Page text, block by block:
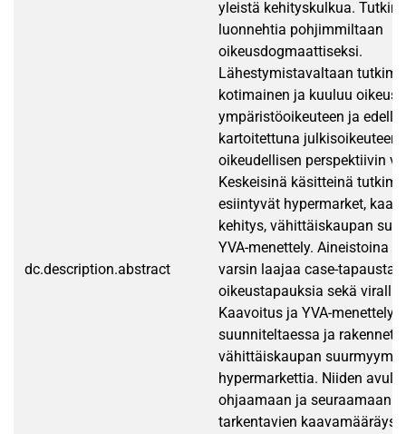
dc.description.abstract
yleistä kehityskulkua.
luonnehtia pohjimmiltaan
oikeusdogmaattiseksi.
Lähestymistavaltaan
kotimainen ja kuuluu
ympäristöoikeuteen ja
kartoitettuna julkisoikeuteen
oikeudellisen perspektiivin
Keskeisinä käsitteinä
esiintyvät hypermarket,
kehitys, vähittäiskaupan
YVA-menettely. Aineistoina
varsin laajaa case-tapausta,
oikeustapauksia sekä
Kaavoitus ja YVA-menettely
suunniteltaessa ja
vähittäiskaupan
hypermarkettia. Niiden
ohjaamaan ja seuraamaan
tarkentavien